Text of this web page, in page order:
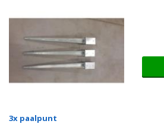
3x paalpunt